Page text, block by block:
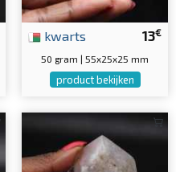
13€
kwarts
50 gram | 55x25x25 mm
product bekijken